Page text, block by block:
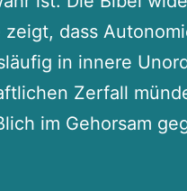
dass
in innere
Zerfall
im Gehorsam